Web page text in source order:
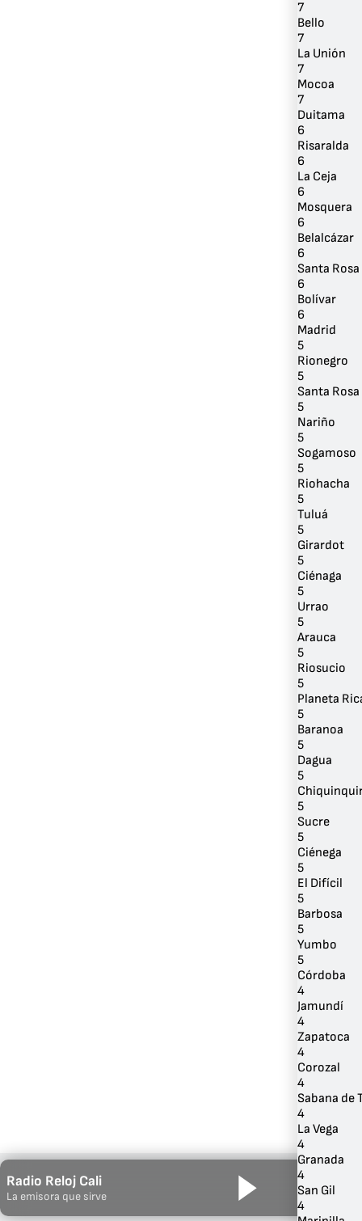
Radio Reloj Cali
La emisora que sirve
7
Bello
7
La Unión
7
Mocoa
7
Duitama
6
Risaralda
6
La Ceja
6
Mosquera
6
Belalcázar
6
Santa
6
Bolívar
6
Madrid
5
Rionegro
5
Santa Rosa
5
Nariño
5
Sogamoso
5
Riohacha
5
Tuluá
5
Girardot
5
Ciénaga
5
Urrao
5
Arauca
5
Riosucio
5
Planeta
5
Baranoa
5
Dagua
5
5
Sucre
5
Ciénega
5
El Difícil
5
Barbosa
5
Yumbo
5
Córdoba
4
Jamundí
4
Zapatoca
4
Corozal
4
Sabana de
4
La Vega
4
Granada
4
San Gil
4